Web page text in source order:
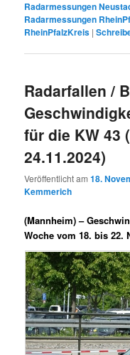
Radarmessungen
Radarmessungen
RheinPfalzKreis |
Radarfallen /
für die KW 43
24.11.2024)
Veröffentlicht am18.
Kemmerich
(Mannheim) –
Woche vom 18. bis 22.